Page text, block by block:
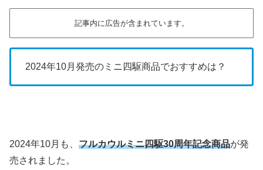
記事内に広告が含まれています。
2024年10月発売のミニ四駆商品でおすすめは？
2024年10月も、 フルカウルミニ四駆30周年記念商品が発
売されました。